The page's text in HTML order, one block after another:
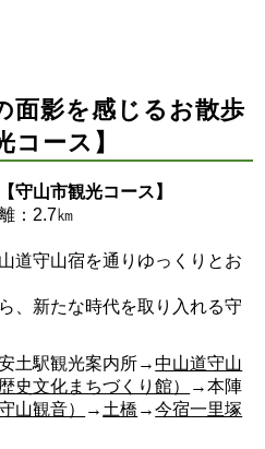
面影を感じるお散歩
コース】
守山市観光コース】
：2.7㎞
道守山宿を通りゆっくりとお
、新たな時代を取り入れる守
土駅観光案内所→中山道守山
文化まちづくり館）
→本陣
山観音） → 土橋 →今宿一里塚